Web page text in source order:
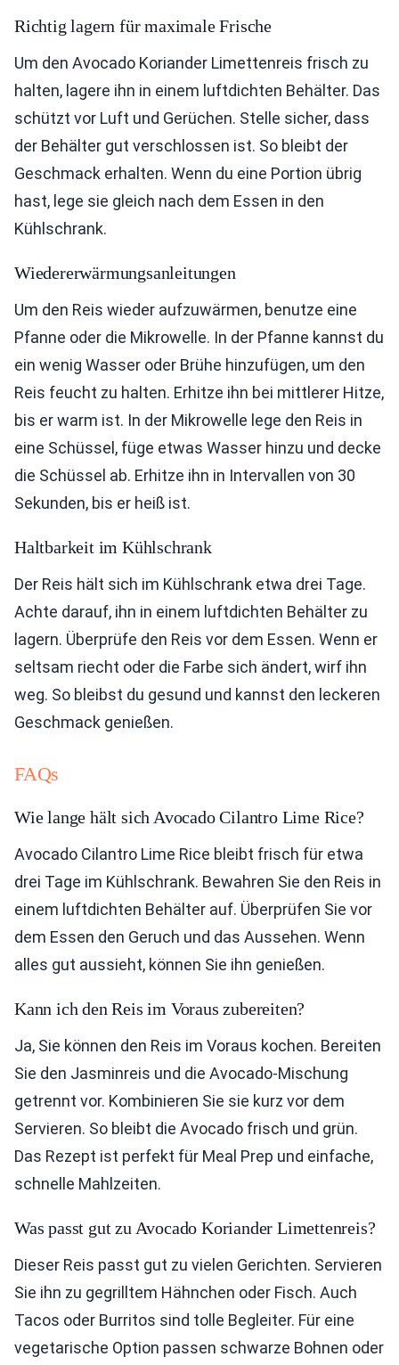
Richtig lagern für maximale Frische
Um den Avocado Koriander Limettenreis frisch zu
halten, lagere ihn in einem luftdichten Behälter. Das
schützt vor Luft und Gerüchen. Stelle sicher, dass
der Behälter gut verschlossen ist. So bleibt der
Geschmack erhalten. Wenn du eine Portion übrig
hast, lege sie gleich nach dem Essen in den
Kühlschrank.
Wiedererwärmungsanleitungen
Um den Reis wieder aufzuwärmen, benutze eine
Pfanne oder die Mikrowelle. In der Pfanne kannst du
ein wenig Wasser oder Brühe hinzufügen, um den
Reis feucht zu halten. Erhitze ihn bei mittlerer Hitze,
bis er warm ist. In der Mikrowelle lege den Reis in
eine Schüssel, füge etwas Wasser hinzu und decke
die Schüssel ab. Erhitze ihn in Intervallen von 30
Sekunden, bis er heiß ist.
Haltbarkeit im Kühlschrank
Der Reis hält sich im Kühlschrank etwa drei Tage.
Achte darauf, ihn in einem luftdichten Behälter zu
lagern. Überprüfe den Reis vor dem Essen. Wenn er
seltsam riecht oder die Farbe sich ändert, wirf ihn
weg. So bleibst du gesund und kannst den leckeren
Geschmack genießen.
FAQs
Wie lange hält sich Avocado Cilantro Lime Rice?
Avocado Cilantro Lime Rice bleibt frisch für etwa
drei Tage im Kühlschrank. Bewahren Sie den Reis in
einem luftdichten Behälter auf. Überprüfen Sie vor
dem Essen den Geruch und das Aussehen. Wenn
alles gut aussieht, können Sie ihn genießen.
Kann ich den Reis im Voraus zubereiten?
Ja, Sie können den Reis im Voraus kochen. Bereiten
Sie den Jasminreis und die Avocado-Mischung
getrennt vor. Kombinieren Sie sie kurz vor dem
Servieren. So bleibt die Avocado frisch und grün.
Das Rezept ist perfekt für Meal Prep und einfache,
schnelle Mahlzeiten.
Was passt gut zu Avocado Koriander Limettenreis?
Dieser Reis passt gut zu vielen Gerichten. Servieren
Sie ihn zu gegrilltem Hähnchen oder Fisch. Auch
Tacos oder Burritos sind tolle Begleiter. Für eine
vegetarische Option passen schwarze Bohnen oder